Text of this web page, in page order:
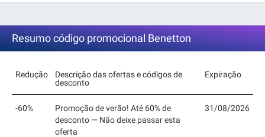
Resumo código promocional Benetton
Redução
Descrição das ofertas e códigos de
desconto
Expiração
-60%
Promoção de verão! Até 60% de
desconto — Não deixe passar esta
oferta
31/08/2026